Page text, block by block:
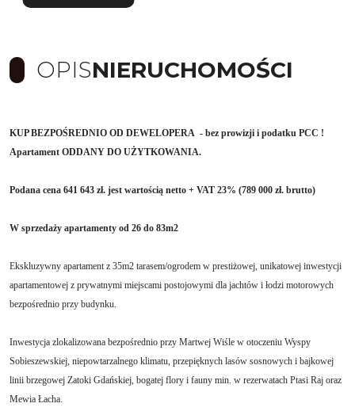
OPISNIERUCHOMOŚCI
KUP BEZPOŚREDNIO OD DEWELOPERA - bez prowizji i podatku PCC !
Apartament ODDANY DO UŻYTKOWANIA.
Podana cena 641 643 zł. jest wartością netto + VAT 23% (789 000 zł. brutto)
W sprzedaży apartamenty od 26 do 83m2
Ekskluzywny apartament z 35m2 tarasem/ogrodem w prestiżowej, unikatowej inwestycji
apartamentowej z prywatnymi miejscami postojowymi dla jachtów i łodzi motorowych
bezpośrednio przy budynku.
Inwestycja zlokalizowana bezpośrednio przy Martwej Wiśle w otoczeniu Wyspy
Sobieszewskiej, niepowtarzalnego klimatu, przepięknych lasów sosnowych i bajkowej
linii brzegowej Zatoki Gdańskiej, bogatej flory i fauny min. w rezerwatach Ptasi Raj oraz
Mewia Łacha.